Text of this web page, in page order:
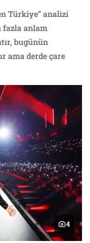
Türkiye” analizi
fazla anlam
bugünün
ama derde çare
4